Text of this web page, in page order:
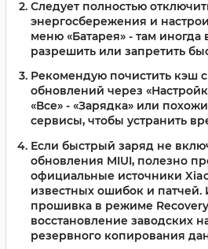
Следует полностью
энергосбережения и
меню «Батарея» - там
разрешить или запретить
Рекомендую почистить кэш
обновлений через
«Все» - «Зарядка» или
сервисы, чтобы устранить
Если быстрый заряд не
обновления MIUI, полезно
официальные источники
известных ошибок и патчей.
прошивка в режиме
восстановление заводских
резервного копирования